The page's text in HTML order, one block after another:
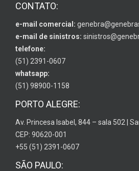
CONTATO:
e-mail comercial:
e-mail de sinistros:
telefone:
(51) 2391-0607
whatsapp:
(51) 98900-1158
PORTO ALEGRE:
Av. Princesa Isabel, 844 – sala 502 |
CEP: 90620-001
+55 (51) 2391-0607
SÃO PAULO: